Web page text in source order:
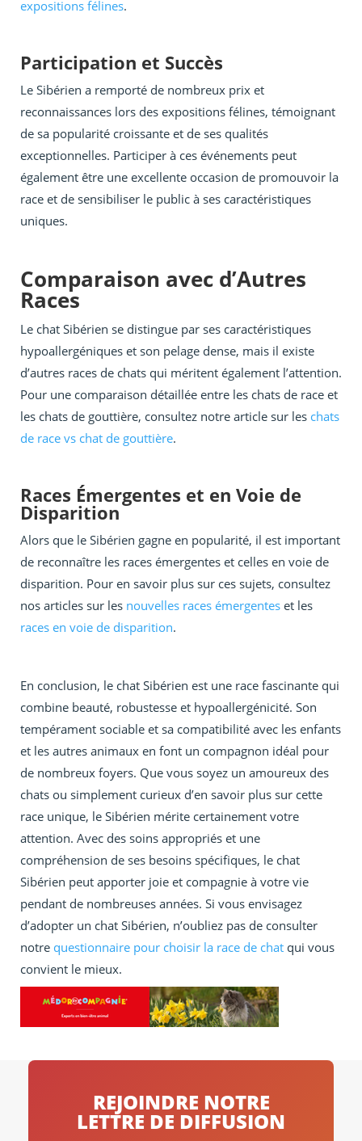
expositions félines.
Participation et Succès
Le Sibérien a remporté de nombreux prix et
reconnaissances lors des expositions félines, témoignant
de sa popularité croissante et de ses qualités
exceptionnelles. Participer à ces événements peut
également être une excellente occasion de promouvoir la
race et de sensibiliser le public à ses caractéristiques
uniques.
Comparaison avec d’Autres
Races
Le chat Sibérien se distingue par ses caractéristiques
hypoallergéniques et son pelage dense, mais il existe
d’autres races de chats qui méritent également l’attention.
Pour une comparaison détaillée entre les chats de race et
les chats de gouttière, consultez notre article sur les chats
de race vs chat de gouttière.
Races Émergentes et en Voie de
Disparition
Alors que le Sibérien gagne en popularité, il est important
de reconnaître les races émergentes et celles en voie de
disparition. Pour en savoir plus sur ces sujets, consultez
nos articles sur les nouvelles races émergentes et les
races en voie de disparition.
En conclusion, le chat Sibérien est une race fascinante qui
combine beauté, robustesse et hypoallergénicité. Son
tempérament sociable et sa compatibilité avec les enfants
et les autres animaux en font un compagnon idéal pour
de nombreux foyers. Que vous soyez un amoureux des
chats ou simplement curieux d’en savoir plus sur cette
race unique, le Sibérien mérite certainement votre
attention. Avec des soins appropriés et une
compréhension de ses besoins spécifiques, le chat
Sibérien peut apporter joie et compagnie à votre vie
pendant de nombreuses années. Si vous envisagez
d’adopter un chat Sibérien, n’oubliez pas de consulter
notre questionnaire pour choisir la race de chat qui vous
convient le mieux.
REJOINDRE NOTRE
LETTRE DE DIFFUSION